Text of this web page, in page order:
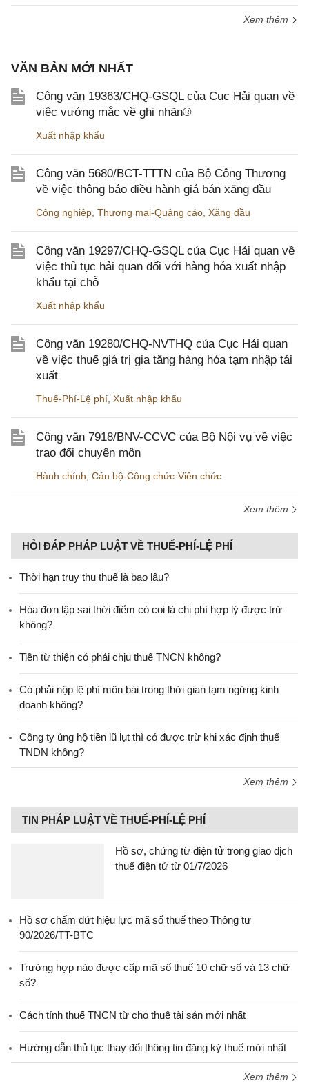
Xem thêm
VĂN BẢN MỚI NHẤT
Công văn 19363/CHQ-GSQL của Cục Hải quan về
việc vướng mắc về ghi nhãn®
Xuất nhập khẩu
Công văn 5680/BCT-TTTN của Bộ Công Thương
về việc thông báo điều hành giá bán xăng dầu
Công nghiệp Thương mại-Quảng cáo Xăng dầu
Công văn 19297/CHQ-GSQL của Cục Hải quan về
việc thủ tục hải quan đối với hàng hóa xuất nhập
khẩu tại chỗ
Xuất nhập khẩu
Công văn 19280/CHQ-NVTHQ của Cục Hải quan
về việc thuế giá trị gia tăng hàng hóa tạm nhập tái
xuất
Thuế-Phí-Lệ phí Xuất nhập khẩu
Công văn 7918/BNV-CCVC của Bộ Nội vụ về việc
trao đổi chuyên môn
Hành chính Cán bộ-Công chức-Viên chức
Xem thêm
HỎI ĐÁP PHÁP LUẬT VỀ THUẾ-PHÍ-LỆ PHÍ
Thời hạn truy thu thuế là bao lâu?
Hóa đơn lập sai thời điểm có coi là chi phí hợp lý được trừ
không?
Tiền từ thiện có phải chịu thuế TNCN không?
Có phải nộp lệ phí môn bài trong thời gian tạm ngừng kinh
doanh không?
Công ty ủng hộ tiền lũ lụt thì có được trừ khi xác định thuế
TNDN không?
Xem thêm
TIN PHÁP LUẬT VỀ THUẾ-PHÍ-LỆ PHÍ
Hồ sơ, chứng từ điện tử trong giao dịch
thuế điện tử từ 01/7/2026
Hồ sơ chấm dứt hiệu lực mã số thuế theo Thông tư
90/2026/TT-BTC
Trường hợp nào được cấp mã số thuế 10 chữ số và 13 chữ
số?
Cách tính thuế TNCN từ cho thuê tài sản mới nhất
Hướng dẫn thủ tục thay đổi thông tin đăng ký thuế mới nhất
Xem thêm